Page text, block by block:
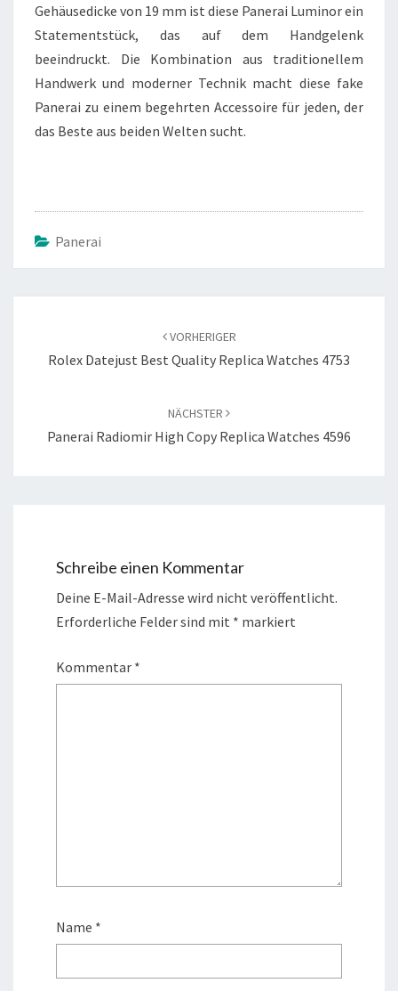
Gehäusedicke von 19 mm ist diese Panerai Luminor ein
Statementstück, das auf dem Handgelenk
beeindruckt. Die Kombination aus traditionellem
Handwerk und moderner Technik macht diese fake
Panerai zu einem begehrten Accessoire für jeden, der
das Beste aus beiden Welten sucht.
Panerai
VORHERIGER
Rolex Datejust Best Quality Replica Watches 4753
NÄCHSTER
Panerai Radiomir High Copy Replica Watches 4596
Schreibe einen Kommentar
Deine E-Mail-Adresse wird nicht veröffentlicht.
Erforderliche Felder sind mit * markiert
Kommentar *
Name *